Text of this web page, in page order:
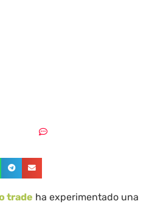
trade ha experimentado una